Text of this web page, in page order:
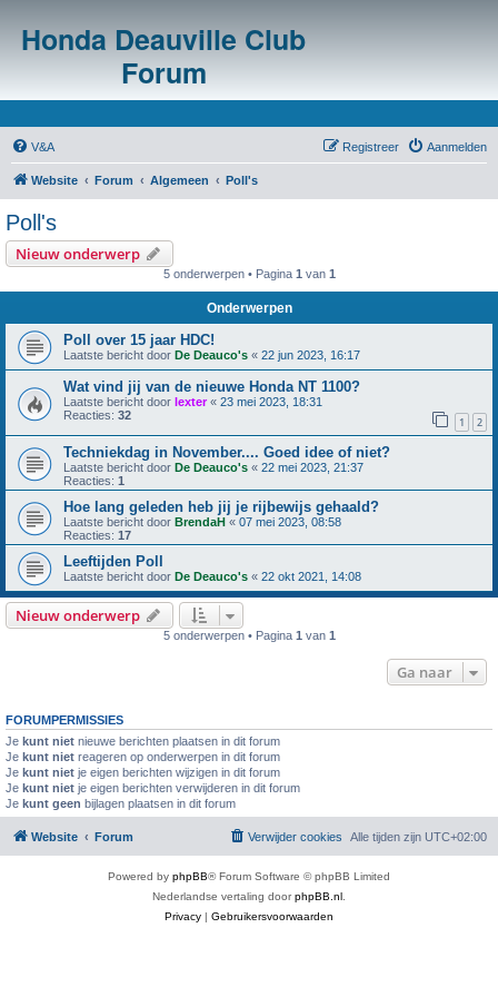
Honda Deauville Club
Forum
V&A Aanmelden
Registreer
Website Forum Algemeen Poll's
Poll's
Nieuw onderwerp
5 onderwerpen • Pagina 1 van 1
Onderwerpen
Poll over 15 jaar HDC!
Laatste bericht door De Deauco's « 22 jun 2023, 16:17
Wat vind jij van de nieuwe Honda NT 1100?
Laatste bericht door lexter« 23 mei 2023, 18:31
Reacties: 32 1 2
Techniekdag in November.... Goed idee of niet?
Laatste bericht door De Deauco's « 22 mei 2023, 21:37
Reacties: 1
Hoe lang geleden heb jij je rijbewijs gehaald?
Laatste bericht door BrendaH « 07 mei 2023, 08:58
Reacties: 17
Leeftijden Poll
Laatste bericht door De Deauco's « 22 okt 2021, 14:08
Nieuw onderwerp
5 onderwerpen • Pagina 1 van 1
Ga naar
FORUMPERMISSIES
Je kunt niet nieuwe berichten plaatsen in dit forum
Je kunt niet reageren op onderwerpen in dit forum
Je kunt niet je eigen berichten wijzigen in dit forum
Je kunt niet je eigen berichten verwijderen in dit forum
Je kunt geen bijlagen plaatsen in dit forum
Website Forum Alle tijden zijn UTC+02:00
Verwijder cookies
Powered by phpBB® Forum Software © phpBB Limited
Nederlandse vertaling doorphpBB.nl
Privacy | Gebruikersvoorwaarden